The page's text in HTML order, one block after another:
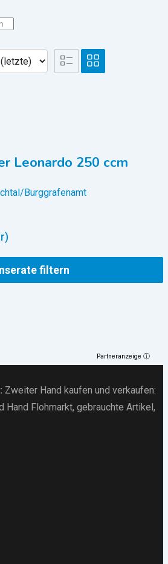
Leonardo 250 ccm
Burggrafenamt
filtern
Partneranzeige ⓘ
: Zweiter Hand kaufen und verkaufen:
Hand Flohmarkt, gebrauchte Artikel ,